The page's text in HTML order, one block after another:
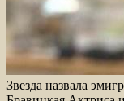
Звезда назвала